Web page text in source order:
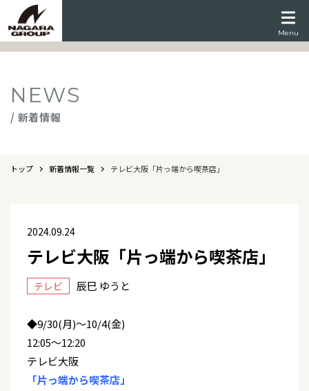
Menu
NEWS
/ 新着情報
トップ 新着情報一覧 テレビ大阪「片っ端から喫茶店」
2024.09.24
テレビ大阪「片っ端から喫茶店」
テレビ 辰巳 ゆうと
◆9/30(月)～10/4(金)
12:05～12:20
テレビ大阪
「片っ端から喫茶店」